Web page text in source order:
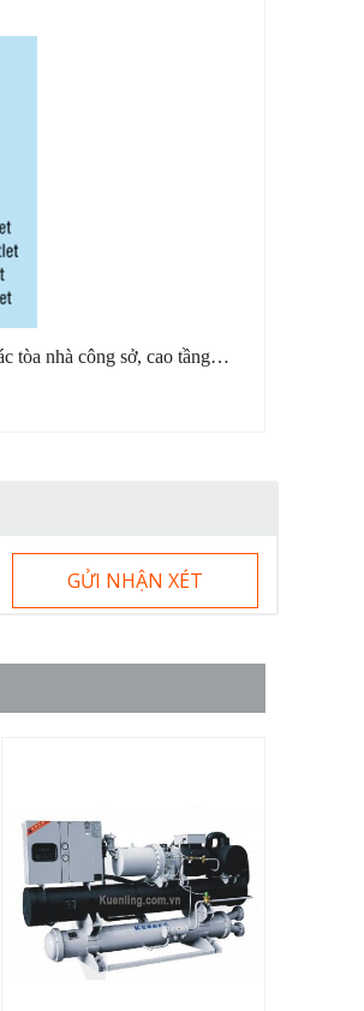
tòa nhà công sở, cao tầng…
GỬI NHẬN XÉT